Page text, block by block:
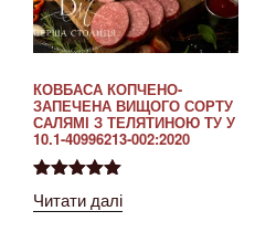
КОВБАСА КОПЧЕНО-
ЗАПЕЧЕНА ВИЩОГО СОРТУ
САЛЯМІ З ТЕЛЯТИНОЮ ТУ У
10.1-40996213-002:2020
Оцінено в
5.00з 5
Читати далі